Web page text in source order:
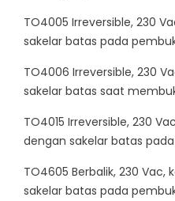
TO4005 Irreversible, 230
sakelar batas pada
TO4006 Irreversible, 230
sakelar batas saat
TO4015 Irreversible, 230
dengan sakelar batas
TO4605 Berbalik, 230
sakelar batas pada